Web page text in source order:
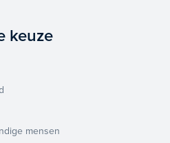
keuze
mensen